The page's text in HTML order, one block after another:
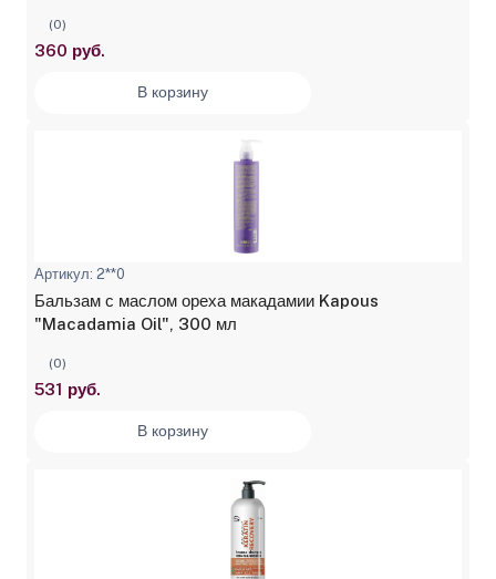
(0)
360 руб.
В корзину
Артикул: 2**0
Бальзам с маслом ореха макадамии Kapous
"Macadamia Oil", 300 мл
(0)
531 руб.
В корзину